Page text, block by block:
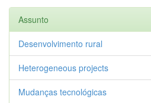
Assunto
Desenvolvimento rural
Heterogeneous projects
Mudanças tecnológicas